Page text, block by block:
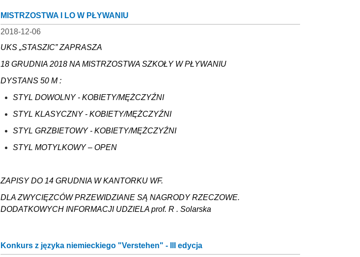
MISTRZOSTWA I LO W PŁYWANIU
2018-12-06
UKS „STASZIC” ZAPRASZA
18 GRUDNIA 2018 NA MISTRZOSTWA SZKOŁY W PŁYWANIU
DYSTANS 50 M :
STYL DOWOLNY - KOBIETY/MĘŻCZYŹNI
STYL KLASYCZNY - KOBIETY/MĘŻCZYŹNI
STYL GRZBIETOWY - KOBIETY/MĘŻCZYŹNI
STYL MOTYLKOWY – OPEN
ZAPISY DO 14 GRUDNIA W KANTORKU WF.
DLA ZWYCIĘZCÓW PRZEWIDZIANE SĄ NAGRODY RZECZOWE.
DODATKOWYCH INFORMACJI UDZIELA prof. R . Solarska
Konkurs z języka niemieckiego "Verstehen" - III edycja